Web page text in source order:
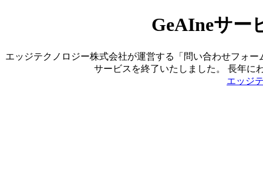
GeAIneサー
エッジテクノロジー株式会社が運営する「問い合わせフォ
サービスを終了いたしました。 長年に
エッジ